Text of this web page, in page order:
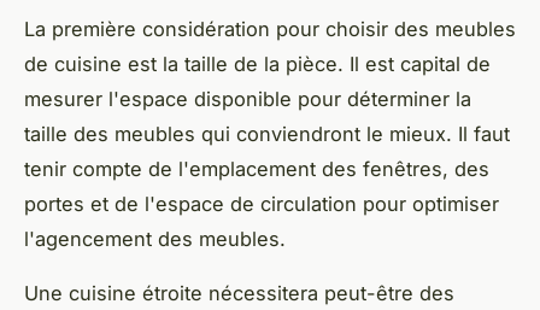
La première considération pour choisir des meubles
de cuisine est la taille de la pièce. Il est capital de
mesurer l'espace disponible pour déterminer la
taille des meubles qui conviendront le mieux. Il faut
tenir compte de l'emplacement des fenêtres, des
portes et de l'espace de circulation pour optimiser
l'agencement des meubles.
Une cuisine étroite nécessitera peut-être des